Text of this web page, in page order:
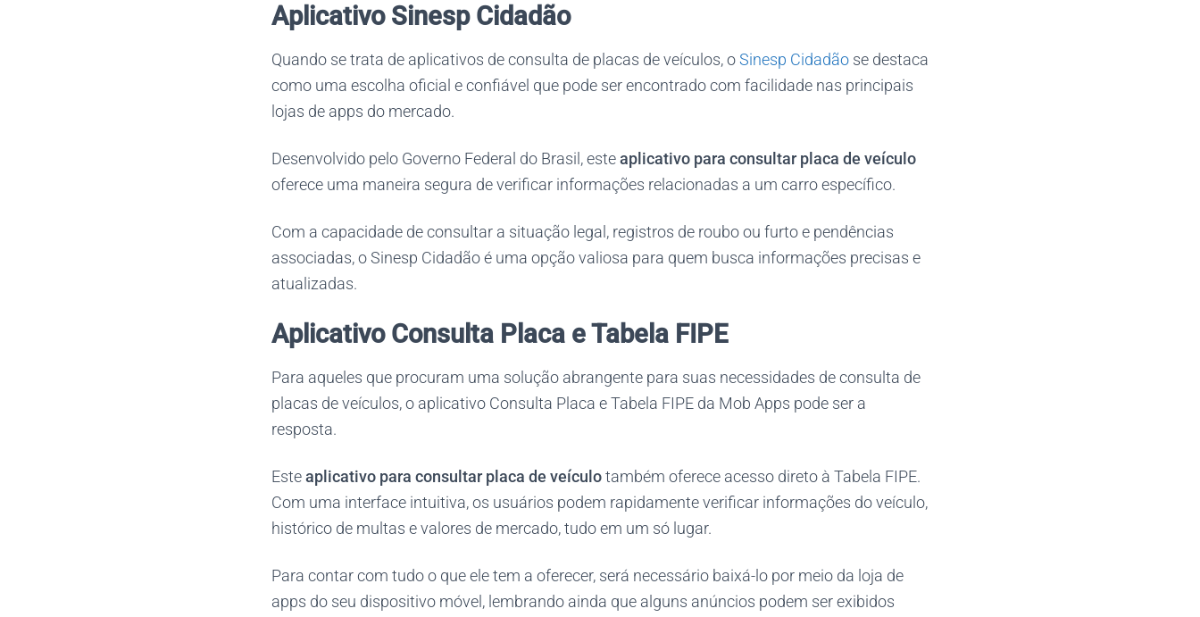
Aplicativo Sinesp Cidadão
Quando se trata de aplicativos de consulta de placas de veículos, oSinesp Cidadãose destaca
como uma escolha oficial e confiável que pode ser encontrado com facilidade nas principais
lojas de apps do mercado.
Desenvolvido pelo Governo Federal do Brasil, esteaplicativo para consultar placa de veículo
oferece uma maneira segura de verificar informações relacionadas a um carro específico.
Com a capacidade de consultar a situação legal, registros de roubo ou furto e pendências
associadas, o Sinesp Cidadão é uma opção valiosa para quem busca informações precisas e
atualizadas.
Aplicativo Consulta Placa e Tabela FIPE
Para aqueles que procuram uma solução abrangente para suas necessidades de consulta de
placas de veículos, o aplicativo Consulta Placa e Tabela FIPE da Mob Apps pode ser a
resposta.
Esteaplicativo para consultar placa de veículotambém oferece acesso direto à Tabela FIPE.
Com uma interface intuitiva, os usuários podem rapidamente verificar informações do veículo,
histórico de multas e valores de mercado, tudo em um só lugar.
Para contar com tudo o que ele tem a oferecer, será necessário baixá-lo por meio da loja de
apps do seu dispositivo móvel, lembrando ainda que alguns anúncios podem ser exibidos